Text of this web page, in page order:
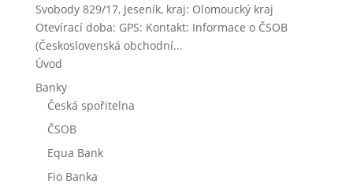
Svobody 829/17, Jeseník, kraj: Olomoucký kraj
Otevírací doba: GPS: Kontakt: Informace o ČSOB
(Československá obchodní...
Úvod
Banky
Česká spořitelna
ČSOB
Equa Bank
Fio Banka